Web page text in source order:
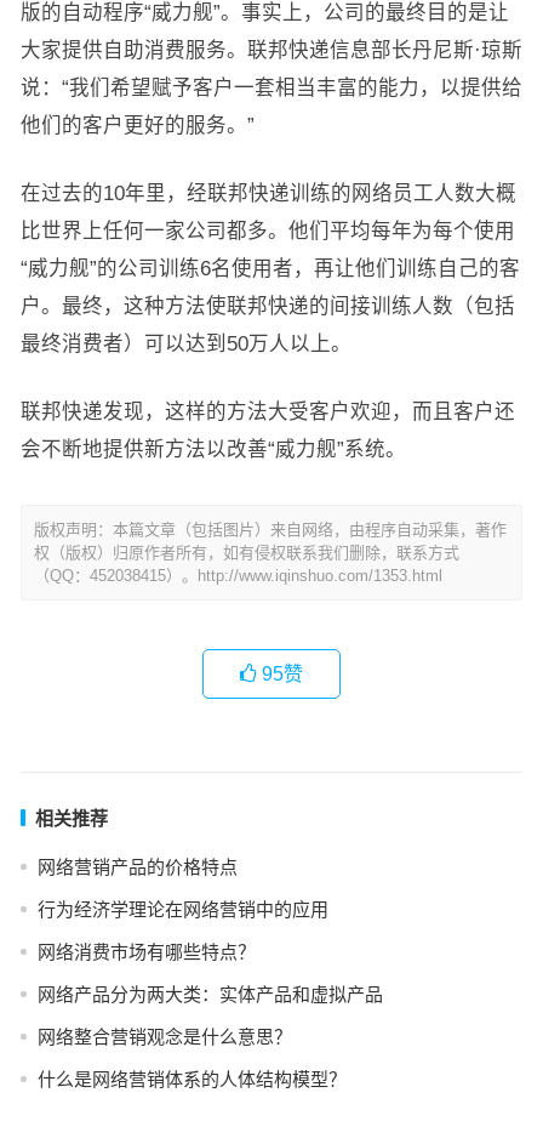
版的自动程序“威力舰”。事实上，公司的最终目的是让
大家提供自助消费服务。联邦快递信息部长丹尼斯·琼斯
说：“我们希望赋予客户一套相当丰富的能力，以提供给
他们的客户更好的服务。”
在过去的10年里，经联邦快递训练的网络员工人数大概
比世界上任何一家公司都多。他们平均每年为每个使用
“威力舰”的公司训练6名使用者，再让他们训练自己的客
户。最终，这种方法使联邦快递的间接训练人数（包括
最终消费者）可以达到50万人以上。
联邦快递发现，这样的方法大受客户欢迎，而且客户还
会不断地提供新方法以改善“威力舰”系统。
版权声明：本篇文章（包括图片）来自网络，由程序自动采集，著作
权（版权）归原作者所有，如有侵权联系我们删除，联系方式
（QQ：452038415）。http://www.iqinshuo.com/1353.html
95赞
相关推荐
网络营销产品的价格特点
行为经济学理论在网络营销中的应用
网络消费市场有哪些特点？
网络产品分为两大类：实体产品和虚拟产品
网络整合营销观念是什么意思？
什么是网络营销体系的人体结构模型？